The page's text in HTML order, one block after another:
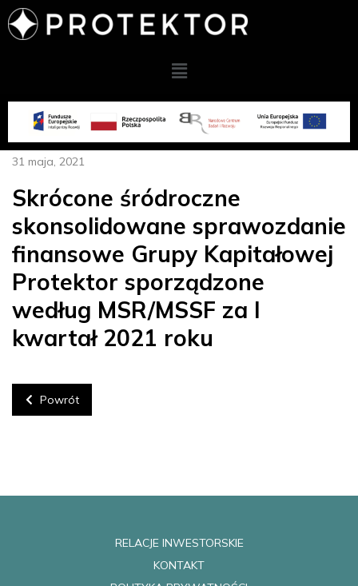
Powrót
31 maja, 2021
Skrócone śródroczne
skonsolidowane sprawozdanie
finansowe Grupy Kapitałowej
Protektor sporządzone
według MSR/MSSF za I
kwartał 2021 roku
RELACJE INWESTORSKIE
KONTAKT